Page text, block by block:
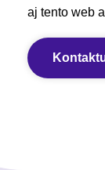
aj tento web